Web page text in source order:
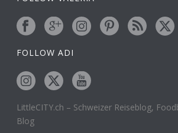
FOLLOW ADI
LittleCITY.ch – Schweizer Reiseblog,
Blog